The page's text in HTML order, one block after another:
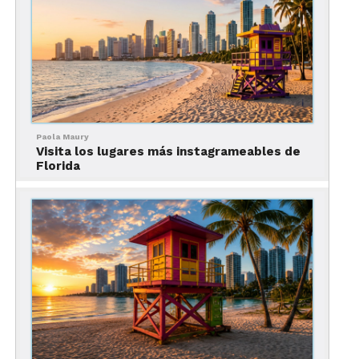
¿Qué barrios visitar en
Portland?
Paola Maury
Visita los lugares más instagrameables de
Florida